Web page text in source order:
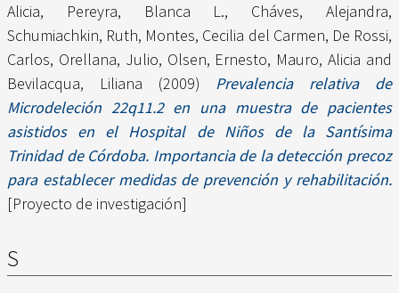
Alicia, Pereyra, Blanca L., Cháves, Alejandra,
Schumiachkin, Ruth, Montes, Cecilia del Carmen, De Rossi,
Carlos, Orellana, Julio, Olsen, Ernesto, Mauro, Alicia and
Bevilacqua, Liliana (2009) Prevalencia relativa de
Microdeleción 22q11.2 en una muestra de pacientes
asistidos en el Hospital de Niños de la Santísima
Trinidad de Córdoba. Importancia de la detección precoz
para establecer medidas de prevención y rehabilitación.
[Proyecto de investigación]
S